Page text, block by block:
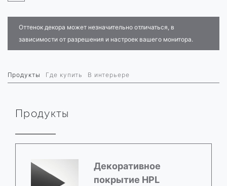
Оттенок декора может незначительно отличаться, в
зависимости от разрешения и настроек вашего монитора.
Продукты Где купить В интерьере
Продукты
Декоративное
покрытие HPL